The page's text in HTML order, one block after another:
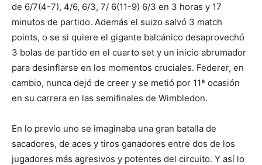
de 6/7(4-7), 4/6, 6/3, 7/ 6(11-9) 6/3 en 3 horas y 17
minutos de partido. Además el suizo salvó 3 match
points, o se si quiere el gigante balcánico desaprovechó
3 bolas de partido en el cuarto set y un inicio abrumador
para desinflarse en los momentos cruciales. Federer, en
cambio, nunca dejó de creer y se metió por 11ª ocasión
en su carrera en las semifinales de Wimbledon.
En lo previo uno se imaginaba una gran batalla de
sacadores, de aces y tiros ganadores entre dos de los
jugadores más agresivos y potentes del circuito. Y así lo